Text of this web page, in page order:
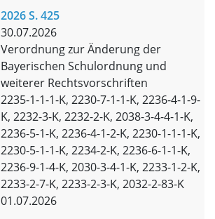
2026 S. 425
30.07.2026
Verordnung zur Änderung der
Bayerischen Schulordnung und
weiterer Rechtsvorschriften
2235-1-1-1-K, 2230-7-1-1-K, 2236-4-1-9-
K, 2232-3-K, 2232-2-K, 2038-3-4-4-1-K,
2236-5-1-K, 2236-4-1-2-K, 2230-1-1-1-K,
2230-5-1-1-K, 2234-2-K, 2236-6-1-1-K,
2236-9-1-4-K, 2030-3-4-1-K, 2233-1-2-K,
2233-2-7-K, 2233-2-3-K, 2032-2-83-K
01.07.2026